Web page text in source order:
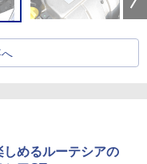
しめるルーテシアの